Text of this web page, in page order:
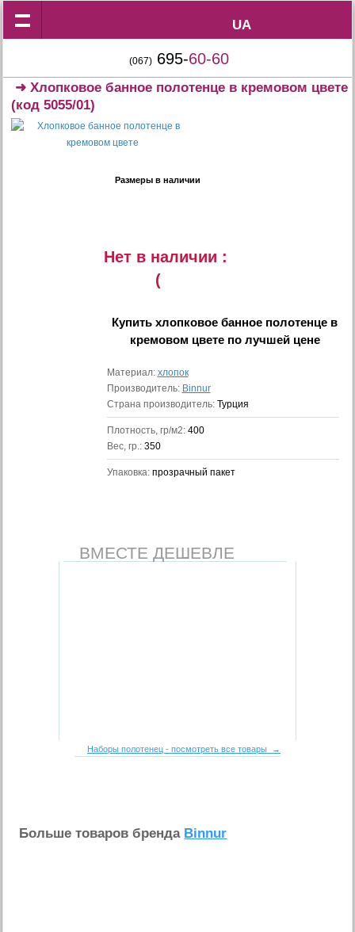
UA
UA
(067) 695-60-60
➜Хлопковое банное полотенце в кремовом цвете
(код 5055/01)
Размеры в наличии
Нет в наличии :
(
Купитьхлопковое банное полотенце в
кремовом цветепо лучшей цене
Материал: хлопок
Производитель: Binnur
Страна производитель: Турция
Плотность, гр/м2: 400
Вес, гр.: 350
Упаковка: прозрачный пакет
ВМЕСТЕ ДЕШЕВЛЕ
Наборы полотенец - посмотреть все товары →
Больше товаров бренда Binnur